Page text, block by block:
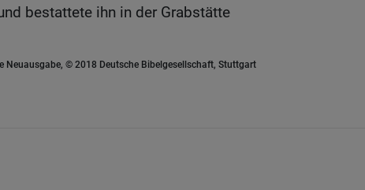
bestattete ihn in der Grabstätte
Neuausgabe, © 2018 Deutsche Bibelgesellschaft, Stuttgart